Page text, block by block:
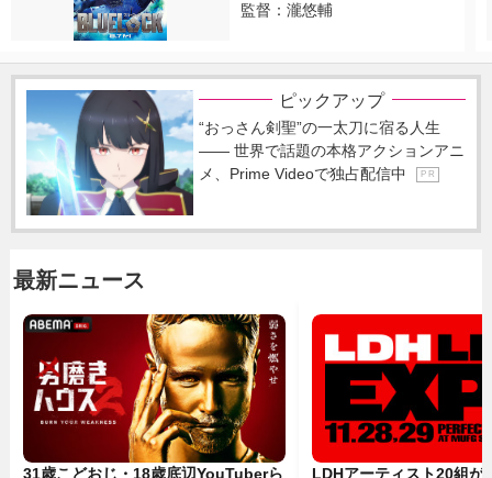
監督：瀧悠輔
ピックアップ
“おっさん剣聖”の一太刀に宿る人生
―― 世界で話題の本格アクションアニ
メ、Prime Videoで独占配信中
P R
最新ニュース
31歳こどおじ・18歳底辺YouTuberら LDHアーティスト20組